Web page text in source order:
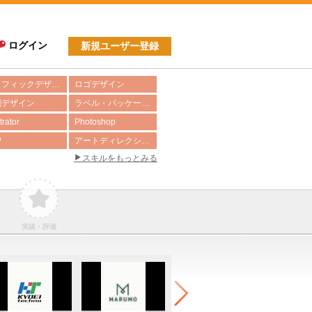
ログイン 新規ユーザー登録
グラフィックデザイン
ロゴデザイン
ザイン
ラベル・パッケージデザイン
Photoshop
アートディレクション
スキルをもっとみる
実績・評価